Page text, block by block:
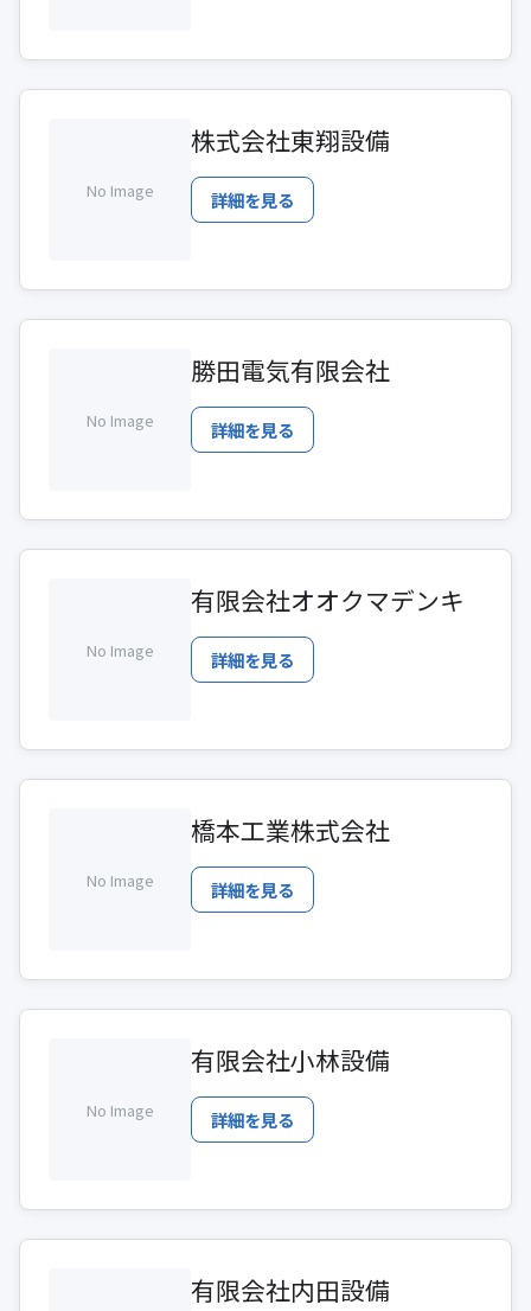
No Image
株式会社東翔設備
詳細を見る
No Image
勝田電気有限会社
詳細を見る
No Image
有限会社オオクマデンキ
詳細を見る
No Image
橋本工業株式会社
詳細を見る
No Image
有限会社小林設備
詳細を見る
有限会社内田設備